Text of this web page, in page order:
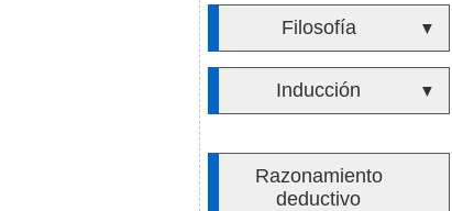
Filosofía ▼
Inducción ▼
Razonamiento
deductivo